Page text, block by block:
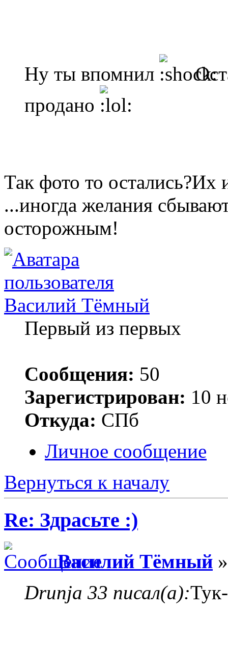
Ну ты впомнил
продано
Так фото то остались?Их
...иногда желания
осторожным!
Василий Тёмный
Первый из первых
Сообщения: 50
Зарегистрирован: 10
Откуда: СПб
Личное сообщение
Вернуться к началу
Re: Здрасьте :)
Василий Тёмный
Drunja 33 писал(а):